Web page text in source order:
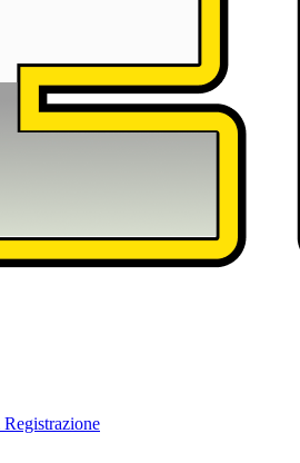
Registrazione